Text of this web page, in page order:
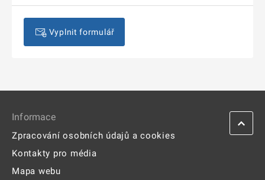
Vyplnit formulář
Informace
Zpracování osobních údajů a cookies
Kontakty pro média
Mapa webu